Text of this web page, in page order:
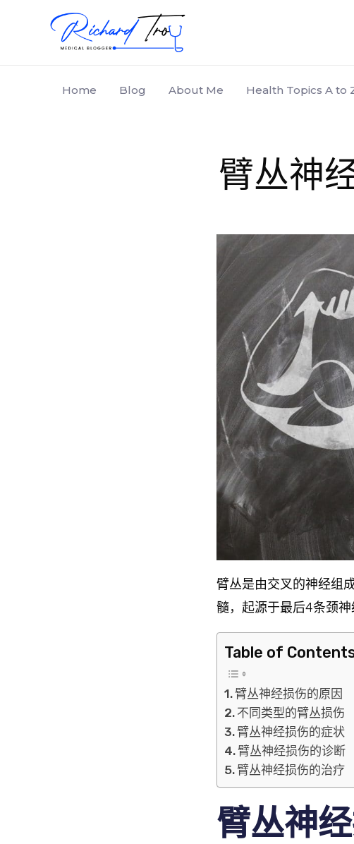
Home Blog About Me Health Topics A to
臂丛神
臂丛是由交叉的神经组
髓，起源于最后4条颈
Table of
臂丛神经损伤的原因
不同类型的臂丛损伤
臂丛神经损伤的症状
臂丛神经损伤的诊断
臂丛神经损伤的治疗
臂丛神